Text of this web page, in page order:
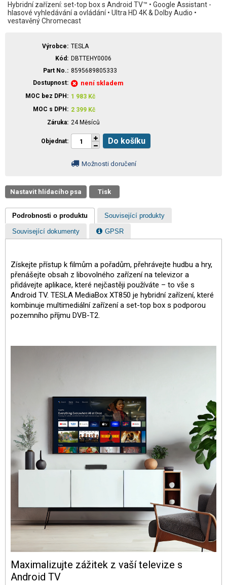
Hybridní zařízení: set-top box s Android TV™ • Google Assistant -
hlasové vyhledávání a ovládání • Ultra HD 4K & Dolby Audio •
vestavěný Chromecast
Výrobce
TESLA
Kód
DBTTEHY0006
Part No.
8595689805333
Dostupnost
není skladem
MOC bez DPH 1 983 Kč
MOC s DPH
2 399 Kč
Záruka 24 Měsíců
Objednat Do košíku
Možnosti doručení
Nastavit hlídacího psa Tisk
Podrobnosti o produktu Související produkty
Související dokumenty GPSR
Získejte přístup k filmům a pořadům, přehrávejte hudbu a hry,
přenášejte obsah z libovolného zařízení na televizor a
přidávejte aplikace, které nejčastěji používáte – to vše s
Android TV. TESLA MediaBox XT850 je hybridní zařízení, které
kombinuje multimediální zařízení a set-top box s podporou
pozemního příjmu DVB-T2.
Maximalizujte zážitek z vaší televize s
Android TV